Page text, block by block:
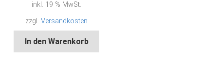
inkl. 19 % MwSt.
zzgl.Versandkosten
In den Warenkorb